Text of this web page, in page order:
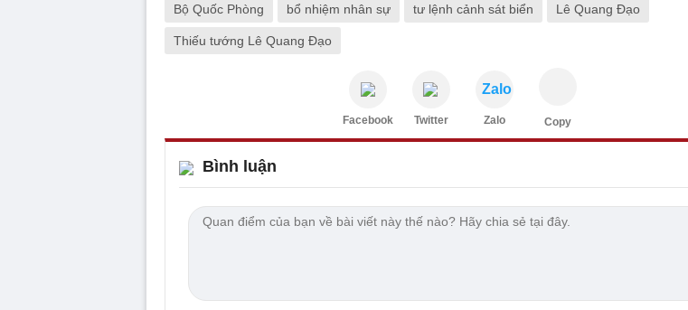
Bộ Quốc Phòng bổ nhiệm nhân sự tư lệnh cảnh sát biển Lê Quang Đạo
Thiếu tướng Lê Quang Đạo
Facebook Twitter
Zalo
Zalo Copy
Bình luận